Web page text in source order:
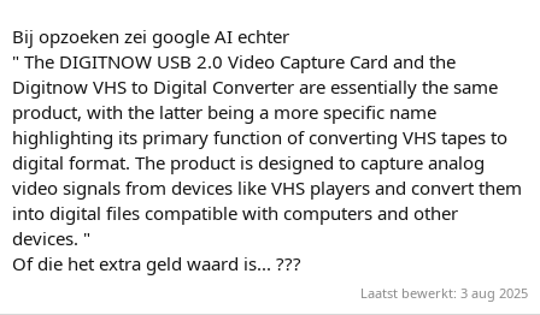
Bij opzoeken zei google AI echter
" The DIGITNOW USB 2.0 Video Capture Card and the
Digitnow VHS to Digital Converter are essentially the same
product, with the latter being a more specific name
highlighting its primary function of converting VHS tapes to
digital format. The product is designed to capture analog
video signals from devices like VHS players and convert them
into digital files compatible with computers and other
devices. "
Of die het extra geld waard is... ???
Laatst bewerkt: 3 aug 2025